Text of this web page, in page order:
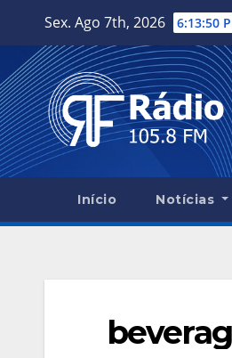
content
Sex. Ago 7th, 2026 6:13:51
Início Notícias